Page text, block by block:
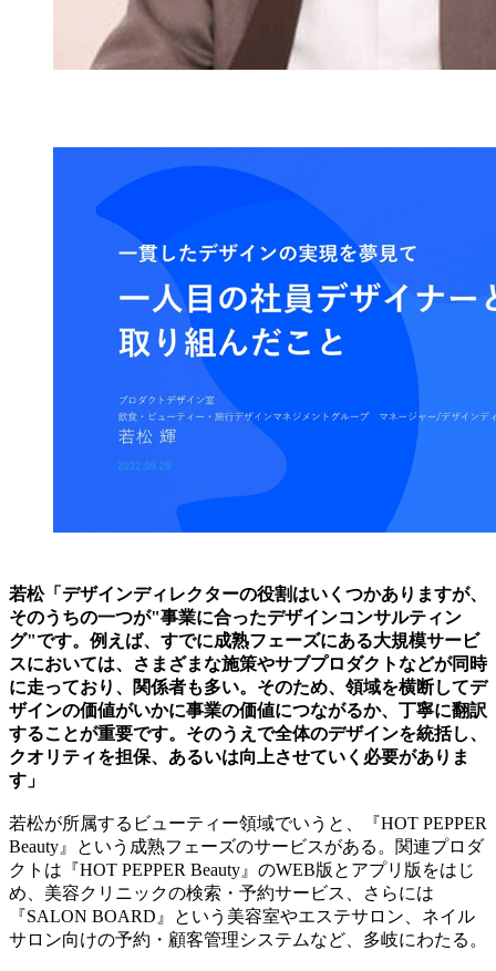
若松「デザインディレクターの役割はいくつかありますが、
そのうちの一つが"事業に合ったデザインコンサルティン
グ"です。例えば、すでに成熟フェーズにある大規模サービ
スにおいては、さまざまな施策やサブプロダクトなどが同時
に走っており、関係者も多い。そのため、領域を横断してデ
ザインの価値がいかに事業の価値につながるか、丁寧に翻訳
することが重要です。そのうえで全体のデザインを統括し、
クオリティを担保、あるいは向上させていく必要がありま
す」
若松が所属するビューティー領域でいうと、『HOT PEPPER
Beauty』という成熟フェーズのサービスがある。関連プロダ
クトは『HOT PEPPER Beauty』のWEB版とアプリ版をはじ
め、美容クリニックの検索・予約サービス、さらには
『SALON BOARD』という美容室やエステサロン、ネイル
サロン向けの予約・顧客管理システムなど、多岐にわたる。